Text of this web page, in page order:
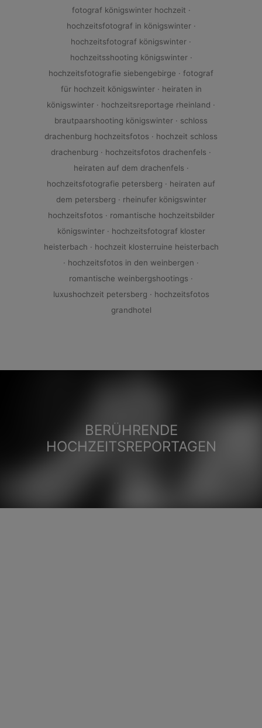
fotograf königswinter hochzeit ·
hochzeitsfotograf in königswinter ·
hochzeitsfotograf königswinter ·
hochzeitsshooting königswinter ·
hochzeitsfotografie siebengebirge · fotograf
für hochzeit königswinter · heiraten in
königswinter · hochzeitsreportage rheinland ·
brautpaarshooting königswinter · schloss
drachenburg hochzeitsfotos · hochzeit schloss
drachenburg · hochzeitsfotos drachenfels ·
heiraten auf dem drachenfels ·
hochzeitsfotografie petersberg · heiraten auf
dem petersberg · rheinufer königswinter
hochzeitsfotos · romantische hochzeitsbilder
königswinter · hochzeitsfotograf kloster
heisterbach · hochzeit klosterruine heisterbach
· hochzeitsfotos in den weinbergen ·
romantische weinbergshootings ·
luxushochzeit petersberg · hochzeitsfotos
grandhotel
BERÜHRENDE
HOCHZEITSREPORTAGEN